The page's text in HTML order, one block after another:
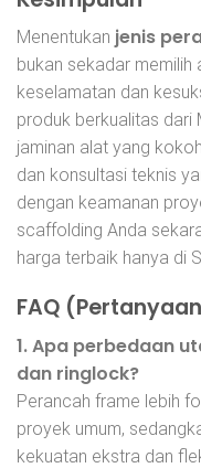
Menentukan jenis
bukan sekadar memilih
keselamatan dan
produk berkualitas dari
jaminan alat yang
dan konsultasi teknis
dengan keamanan
scaffolding Anda
harga terbaik hanya di
FAQ
1. Apa perbedaan
dan ringlock?
Perancah frame lebih
proyek umum,
kekuatan ekstra dan